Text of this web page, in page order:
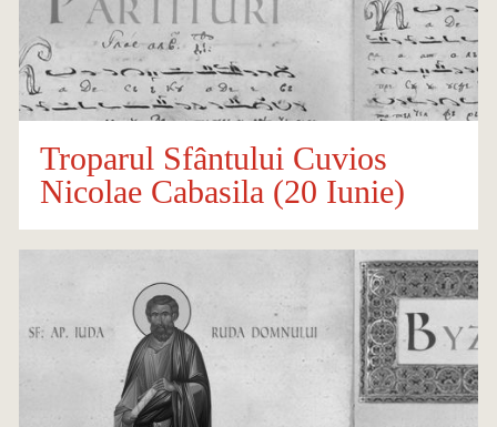
Troparul Sfântului Cuvios
Nicolae Cabasila (20 Iunie)